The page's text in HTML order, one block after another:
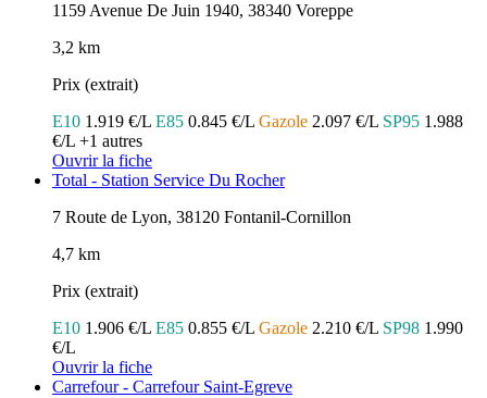
1159 Avenue De Juin 1940, 38340 Voreppe
3,2 km
Prix (extrait)
E10 1.919 €/L E85 0.845 €/L Gazole 2.097 €/L SP95 1.988
€/L +1 autres
Ouvrir la fiche
Total - Station Service Du Rocher
7 Route de Lyon, 38120 Fontanil-Cornillon
4,7 km
Prix (extrait)
E10 1.906 €/L E85 0.855 €/L Gazole 2.210 €/L SP98 1.990
€/L
Ouvrir la fiche
Carrefour - Carrefour Saint-Egreve